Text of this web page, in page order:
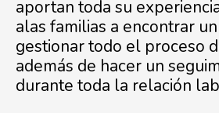
aportan toda su
alas familias a encontrar
gestionar todo el proceso
además de hacer un
durante toda la relación